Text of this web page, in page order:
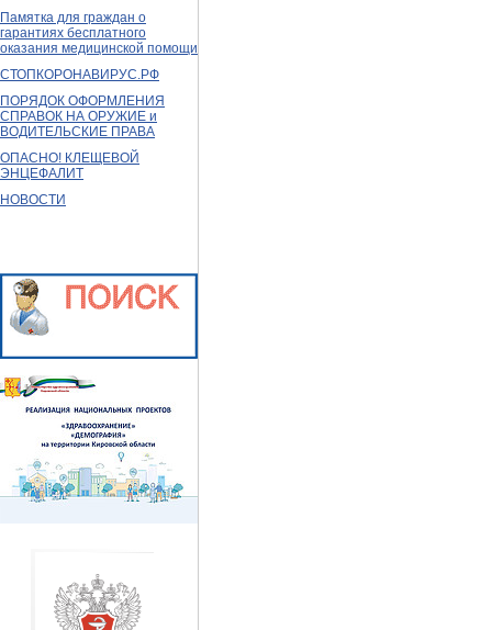
Памятка для граждан о
гарантиях бесплатного
оказания медицинской помощи
СТОПКОРОНАВИРУС.РФ
ПОРЯДОК ОФОРМЛЕНИЯ
СПРАВОК НА ОРУЖИЕ и
ВОДИТЕЛЬСКИЕ ПРАВА
ОПАСНО! КЛЕЩЕВОЙ
ЭНЦЕФАЛИТ
НОВОСТИ